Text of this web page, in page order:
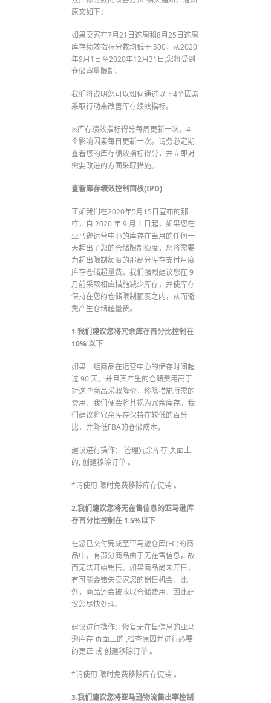
原文如下：
如果卖家在7月21日这周和8月25日这周
库存绩效指标分数均低于 500，从2020
年9月1日至2020年12月31日,您将受到
仓储容量限制。
我们将说明您可以如何通过以下4个因素
采取行动来改善库存绩效指标。
※库存绩效指标得分每周更新一次，4
个影响因素每日更新一次。请务必定期
查看您的库存绩效指标得分，并立即对
需要改进的方面采取措施。
查看库存绩效控制面板(IPD)
正如我们在2020年5月15日宣布的那
样，自 2020 年 9 月 1 日起，如果您在
亚马逊运营中心的库存在当月的任何一
天超出了您的仓储限制额度，您将需要
为超出限制额度的那部分库存支付月度
库存仓储超量费。我们强烈建议您在 9
月前采取相应措施减少库存，并使库存
保持在您的仓储限制额度之内，从而避
免产生仓储超量费。
1.我们建议您将冗余库存百分比控制在
10% 以下
如果一组商品在运营中心的储存时间超
过 90 天，并且其产生的仓储费用高于
对这些商品采取降价，移除措施所需的
费用，我们便会将其视为冗余库存。我
们建议将冗余库存保持在较低的百分
比，并降低FBA的仓储成本。
建议进行操作： 管理冗余库存 页面上
的, 创建移除订单 。
*请使用 限时免费移除库存促销 。
2.我们建议您将无在售信息的亚马逊库
存百分比控制在 1.5%以下
在您已交付完成至亚马逊仓库(FC)的商
品中，有部分商品由于无在售信息，故
而无法开始销售。如果商品尚未开售，
有可能会错失卖家您的销售机会，此
外，商品还会被收取仓储费用，因此建
议您尽快处理。
建议进行操作：修复无在售信息的亚马
逊库存 页面上的 ,检查原因并进行必要
的更正 或 创建移除订单 。
*请使用 限时免费移除库存促销 。
3.我们建议您将亚马逊物流售出率控制